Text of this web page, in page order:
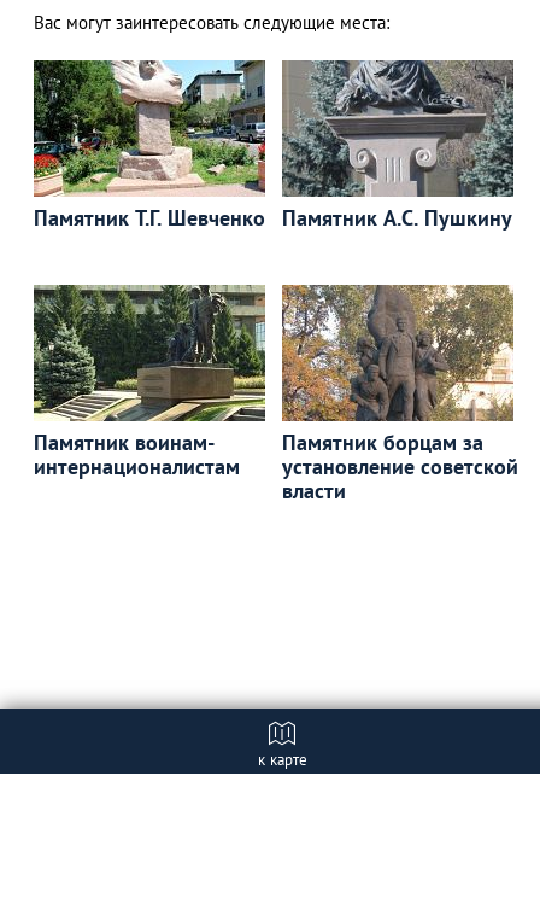
Вас могут заинтересовать следующие места:
Памятник Т.Г. Шевченко Памятник А.С. Пушкину
Памятник воинам-
интернационалистам
Памятник борцам за
установление советской
власти
к карте